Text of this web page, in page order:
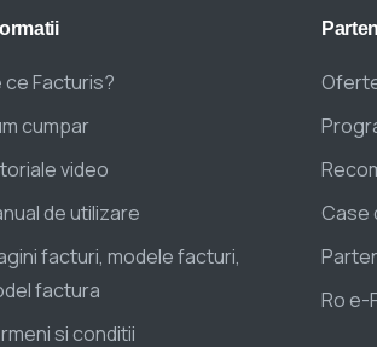
ce Facturis?
cumpar
video
de utilizare
facturi, modele facturi,
factura
si conditii
Case
Ro e-